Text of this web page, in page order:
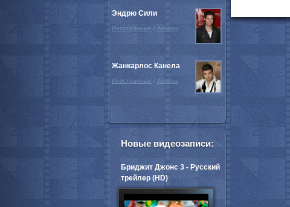
Эндрю Сили
Иностранные / Актёры
Жанкарлос Канела
Иностранные / Актёры
Новые видеозаписи:
Бриджит Джонс 3 - Русский
трейлер (HD)